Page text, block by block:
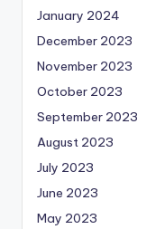
January 2024
December 2023
November 2023
October 2023
September 2023
August 2023
July 2023
June 2023
May 2023